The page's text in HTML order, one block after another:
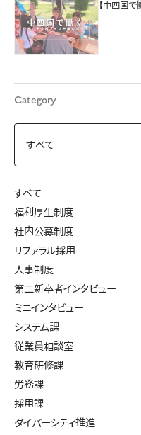
【中四国で
Category
すべて
福利厚生制度
社内公募制度
リファラル採用
人事制度
第二新卒者インタビュー
ミニインタビュー
システム課
従業員相談室
教育研修課
労務課
採用課
ダイバーシティ推進